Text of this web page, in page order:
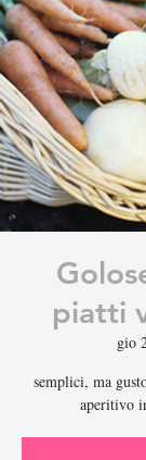
piatti
gio
semplici, ma
aperitivo